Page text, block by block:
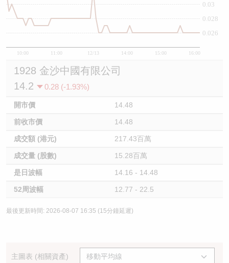
10:00 11:00 12/13 14:00 15:00 16:00
0.026
0.028
0.03
1928 金沙中國有限公司
14.2
0.28 (-1.93%)
開市價 14.48
前收市價 14.48
成交額 (港元) 217.43百萬
成交量 (股數) 15.28百萬
是日波幅 14.16 - 14.48
52周波幅 12.77 - 22.5
最後更新時間: 2026-08-07 16:35 (15分鐘延遲)
主圖表 (相關資產)